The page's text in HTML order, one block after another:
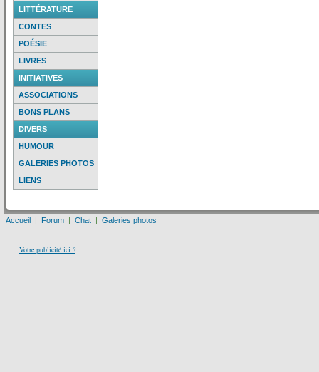
LITTÉRATURE
CONTES
POÉSIE
LIVRES
INITIATIVES
ASSOCIATIONS
BONS PLANS
DIVERS
HUMOUR
GALERIES PHOTOS
LIENS
Accueil | Forum | Chat | Galeries photos
Votre publicité ici ?